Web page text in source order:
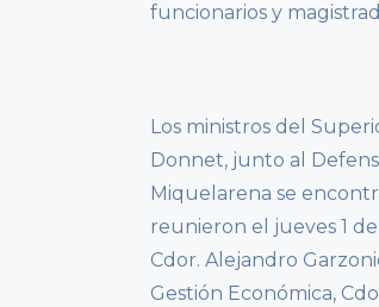
funcionarios y
Los ministros del
Donnet, junto al
Miquelarena se
reunieron el jueves 1
Cdor. Alejandro
Gestión Económica,